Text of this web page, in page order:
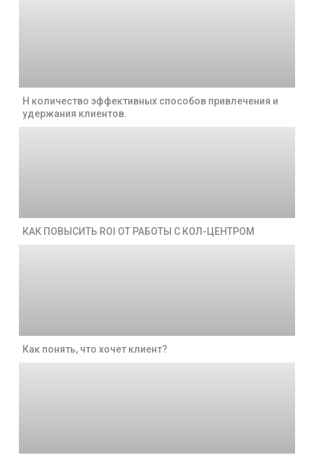
Н количество эффективных способов привлечения и
удержания клиентов.
КАК ПОВЫСИТЬ ROI ОТ РАБОТЫ С КОЛ-ЦЕНТРОМ
Как понять, что хочет клиент?